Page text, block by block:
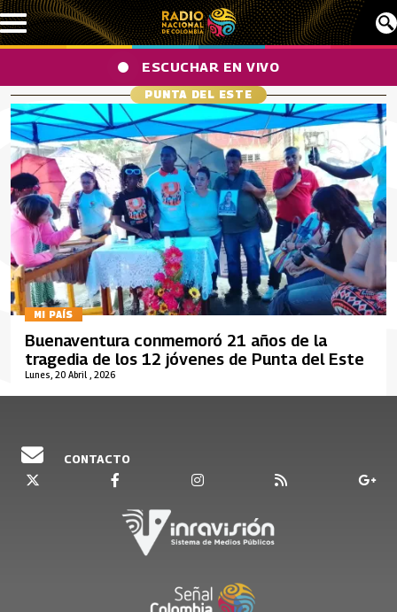
Pasar al contenido principal
ESCUCHAR EN VIVO
PUNTA DEL ESTE
MI PAÍS
Lunes, 20 Abril , 2026
Buenaventura conmemoró 21 años de la
tragedia de los 12 jóvenes de Punta del Este
CONTACTO